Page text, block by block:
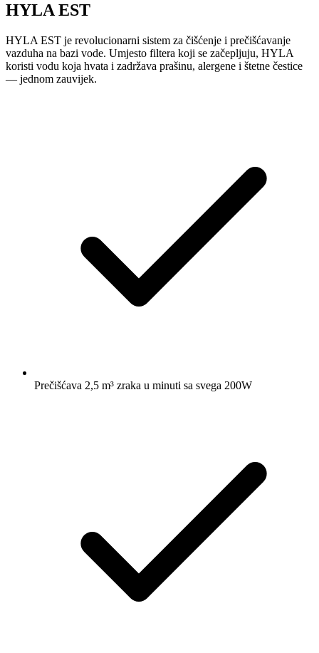
HYLA EST
HYLA EST je revolucionarni sistem za čišćenje i prečišćavanje
vazduha na bazi vode. Umjesto filtera koji se začepljuju, HYLA
koristi vodu koja hvata i zadržava prašinu, alergene i štetne čestice
— jednom zauvijek.
Prečišćava 2,5 m³ zraka u minuti sa svega 200W